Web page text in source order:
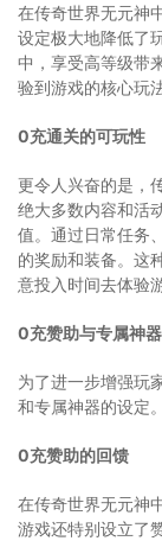
在传奇世界无元神
设定极大地降低了
中，享受高等级带
验到游戏的核心玩
0充通关的可玩性
更令人兴奋的是，
绝大多数内容和活
值。通过日常任务
的奖励和装备。这
意投入时间去体验
0充赞助与专属神器
为了进一步增强玩
和专属神器的设定。
0充赞助的回馈
在传奇世界无元神
游戏还特别设立了